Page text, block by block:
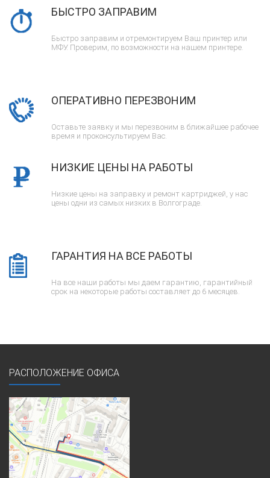
БЫСТРО ЗАПРАВИМ
Быстро заправим и отремонтируем Ваш принтер или
МФУ. Проверим, по возможности на нашем принтере.
ОПЕРАТИВНО ПЕРЕЗВОНИМ
Оставьте заявку и мы перезвоним в ближайшее рабочее
время и проконсультируем Вас.
НИЗКИЕ ЦЕНЫ НА РАБОТЫ
Низкие цены на заправку и ремонт картриджей, у нас
цены одни из самых низких в Волгограде.
ГАРАНТИЯ НА ВСЕ РАБОТЫ
На все наши работы мы даем гарантию, гарантийный
срок на некоторые работы составляет до 6 месяцев.
РАСПОЛОЖЕНИЕ ОФИСА